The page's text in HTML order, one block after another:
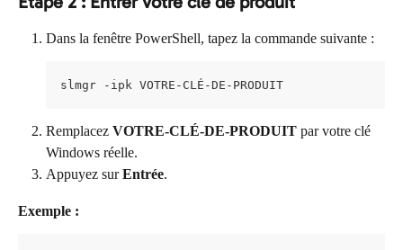
Dans la fenêtre PowerShell, tapez la commande suivante :
slmgr -ipk VOTRE-CLÉ-DE-PRODUIT
Remplacez VOTRE-CLÉ-DE-PRODUIT par votre clé
Windows réelle.
Appuyez sur Entrée.
Exemple :